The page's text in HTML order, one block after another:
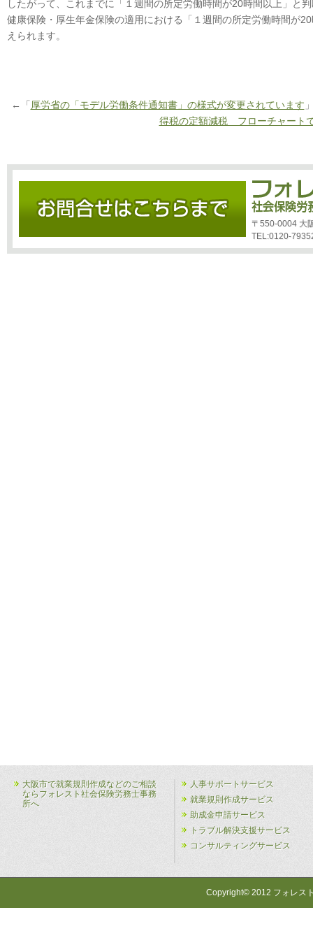
したがって、これまでに「１週間の所定労働時間が20時間以上」と
健康保険・厚生年金保険の適用における「１週間の所定労働時間が
えられます。
←「 厚労省の「モデル労働条件通知書」の様式が変更されています
得税の定額減税 フローチャート
〒550-0004 大
TEL:0120-
大阪市で就業規則作成などのご相談
ならフォレスト社会保険労務士事務
所へ
人事サポートサービス
就業規則作成サービス
助成金申請サービス
トラブル解決支援サービス
コンサルティングサービス
Copyright© 2012 フォレス